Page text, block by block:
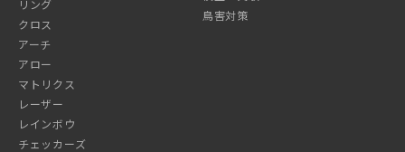
リング
クロス
アーチ
アロー
マトリクス
レーザー
レインボウ
チェッカーズ
鳥害対策